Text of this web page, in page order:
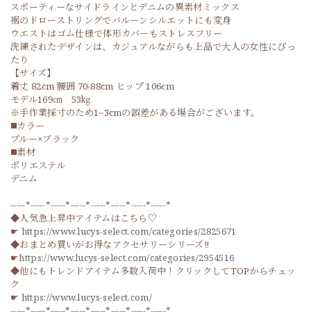
スポーティーなサイドラインとデニムの異素材ミックス
裾のドローストリングでバルーンシルエットにも変身
ウエストはゴム仕様で体形カバーもストレスフリー
洗練されたデザインは、カジュアルながらも上品で大人の女性にぴっ
たり
【サイズ】
着丈 82cm 腰囲 70-88cm ヒップ 106cm
モデル169㎝ 53㎏
※手作業採寸のため1~3cmの誤差がある場合がございます。
◼️カラー
ブルー×ブラック
◼️素材
ポリエステル
デニム
-----*-----*-----*-----*-----*-----*-----*-----*
◆人気急上昇中アイテムはこちら♡
☛ https://www.lucys-select.com/categories/2825671
◆おまとめ買いがお得なアクセサリーシリーズ‼
☛https://www.lucys-select.com/categories/2954516
◆他にもトレンドアイテム多数入荷中！クリックしてTOPからチェッ
ク
☛ https://www.lucys-select.com/
-----*-----*-----*-----*-----*-----*-----*-----*